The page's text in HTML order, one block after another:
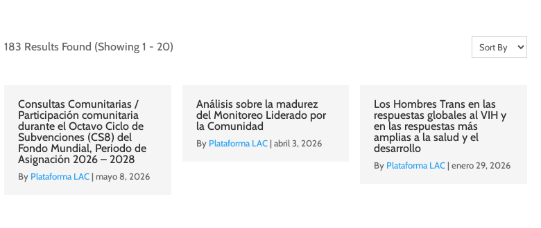
183 Results Found (Showing 1 - 20)
Consultas Comunitarias /
Participación comunitaria
durante el Octavo Ciclo de
Subvenciones (CS8) del
Fondo Mundial, Periodo de
Asignación 2026 – 2028
By Plataforma LAC|mayo 8, 2026
Análisis sobre la madurez
del Monitoreo Liderado por
la Comunidad
By Plataforma LAC| abril 3, 2026
Los Hombres Trans en las
respuestas globales al VIH y
en las respuestas más
amplias a la salud y el
desarrollo
By Plataforma LAC|enero 29, 2026